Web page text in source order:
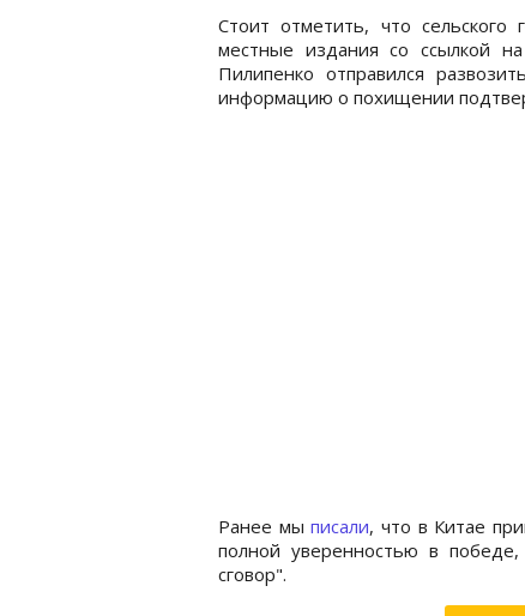
Стоит отметить, что
местные издания со ссылкой
Пилипенко отправился
информацию о похищении
Ранее мыписали, что в Китае
полной уверенностью в
сговор".